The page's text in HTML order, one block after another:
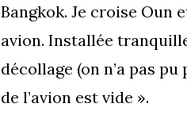
Bangkok. Je croise Oun
avion. Installée
décollage (on n’a pas
de l’avion est vide ».